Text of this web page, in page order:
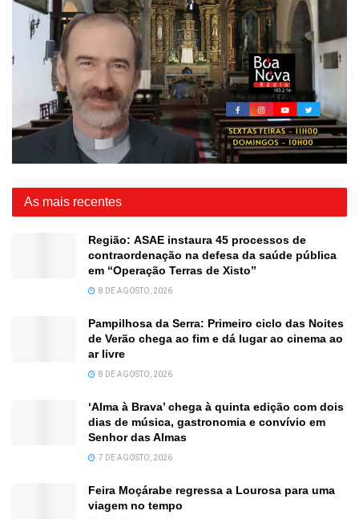
As mais recentes
Região: ASAE instaura 45 processos de
contraordenação na defesa da saúde pública
em “Operação Terras de Xisto”
8 DE AGOSTO, 2026
Pampilhosa da Serra: Primeiro ciclo das Noites
de Verão chega ao fim e dá lugar ao cinema ao
ar livre
8 DE AGOSTO, 2026
‘Alma à Brava’ chega à quinta edição com dois
dias de música, gastronomia e convívio em
Senhor das Almas
7 DE AGOSTO, 2026
Feira Moçárabe regressa a Lourosa para uma
viagem no tempo